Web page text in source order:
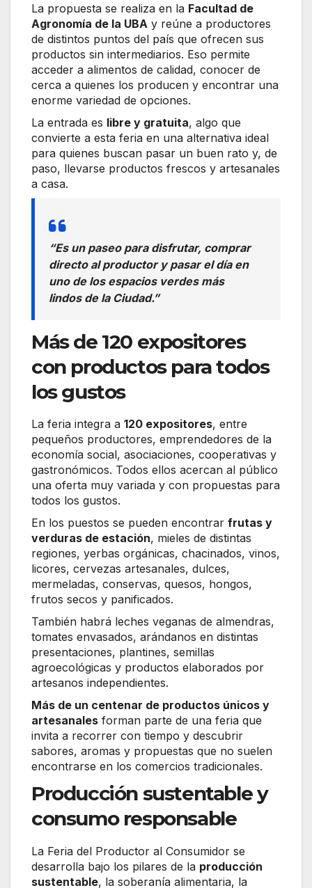
La propuesta se realiza en la Facultad de
Agronomía de la UBA y reúne a productores
de distintos puntos del país que ofrecen sus
productos sin intermediarios. Eso permite
acceder a alimentos de calidad, conocer de
cerca a quienes los producen y encontrar una
enorme variedad de opciones.
La entrada es libre y gratuita, algo que
convierte a esta feria en una alternativa ideal
para quienes buscan pasar un buen rato y, de
paso, llevarse productos frescos y artesanales
a casa.
“Es un paseo para disfrutar, comprar
directo al productor y pasar el día en
uno de los espacios verdes más
lindos de la Ciudad.”
Más de 120 expositores
con productos para todos
los gustos
La feria integra a 120 expositores, entre
pequeños productores, emprendedores de la
economía social, asociaciones, cooperativas y
gastronómicos. Todos ellos acercan al público
una oferta muy variada y con propuestas para
todos los gustos.
En los puestos se pueden encontrar frutas y
verduras de estación, mieles de distintas
regiones, yerbas orgánicas, chacinados, vinos,
licores, cervezas artesanales, dulces,
mermeladas, conservas, quesos, hongos,
frutos secos y panificados.
También habrá leches veganas de almendras,
tomates envasados, arándanos en distintas
presentaciones, plantines, semillas
agroecológicas y productos elaborados por
artesanos independientes.
Más de un centenar de productos únicos y
artesanales forman parte de una feria que
invita a recorrer con tiempo y descubrir
sabores, aromas y propuestas que no suelen
encontrarse en los comercios tradicionales.
Producción sustentable y
consumo responsable
La Feria del Productor al Consumidor se
desarrolla bajo los pilares de la producción
sustentable, la soberanía alimentaria, la